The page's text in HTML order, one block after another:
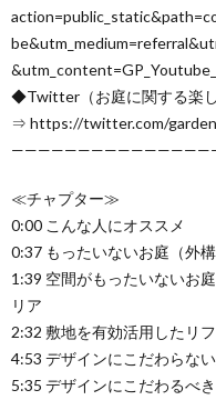
◆Twitter（お庭に関する楽し
⇒ https://twitter.com/
≪チャプター≫
0:00 こんな人にオススメ
0:37 もったいないお庭（外
1:39 空間がもったいないお
リア
2:32 敷地を有効活用したリ
4:53 デザインにこだわらな
5:35 デザインにこだわるべ